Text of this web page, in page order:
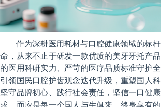
作为深耕医用耗材与口腔健康领域的标
命，从来不止于研发一款优质的美牙牙托产
的医用科研实力、严苛的医疗品质标准守护
引领国民口腔护齿观念迭代升级，重塑国人
坚守品牌初心、践行社会责任，坚信一口健
求，而应是每一个国人与生俱来、终身享有